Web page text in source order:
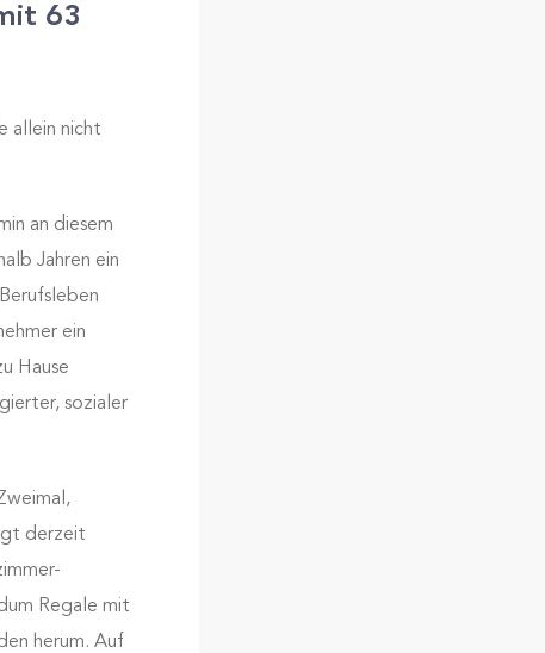
63
allein nicht
an diesem
Jahren ein
ein
Hause
sozialer
derzeit
Regale mit
herum. Auf